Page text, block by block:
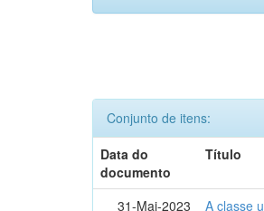
Conjunto de itens:
Data do
documento
Título
31-Mai-2023 A classe